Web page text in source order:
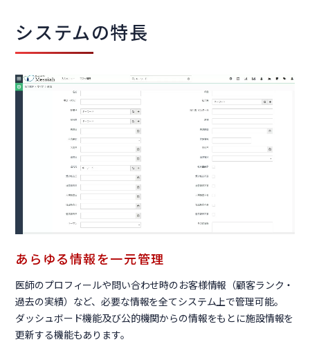
システムの特長
あらゆる情報を一元管理
医師のプロフィールや問い合わせ時のお客様情報（顧客ランク・
過去の実績）など、必要な情報を全てシステム上で管理可能。
ダッシュボード機能及び公的機関からの情報をもとに施設情報を
更新する機能もあります。